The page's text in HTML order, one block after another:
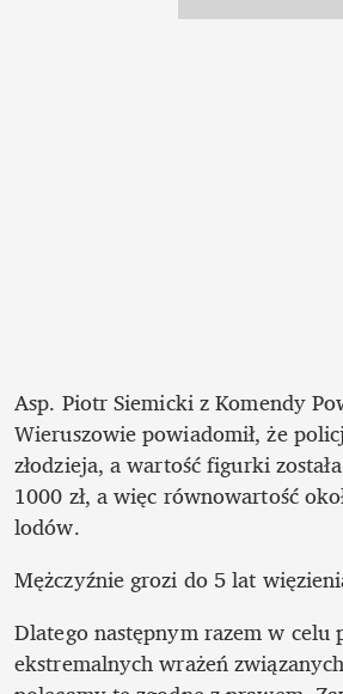
Asp. Piotr Siemicki z Komendy
Wieruszowie powiadomił, że
złodzieja, a wartość figurki
1000 zł, a więc równowartość
lodów.
Mężczyźnie grozi do 5 lat
Dlatego następnym razem w celu
ekstremalnych wrażeń